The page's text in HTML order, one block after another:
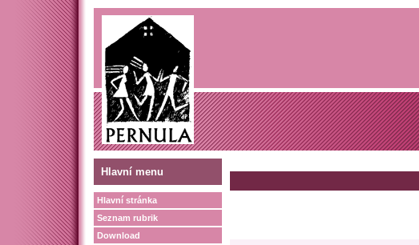
Hlavní menu
Hlavní stránka
Seznam rubrik
Download